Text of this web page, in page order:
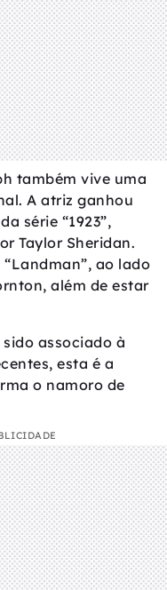
também vive uma
A atriz ganhou
série “1923”,
Taylor Sheridan.
ao lado
além de estar
associado à
esta é a
o namoro de